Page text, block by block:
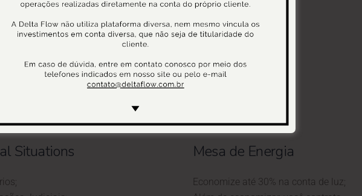
DCM.
Situations Mesa de Energia
Economize até 30% na conta de luz;